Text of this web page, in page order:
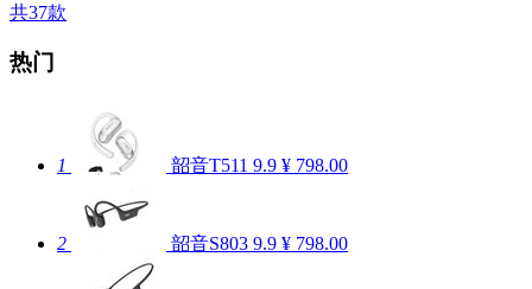
共37款
热门
1 韶音T511 9.9 ¥ 798.00
2 韶音S803 9.9 ¥ 798.00